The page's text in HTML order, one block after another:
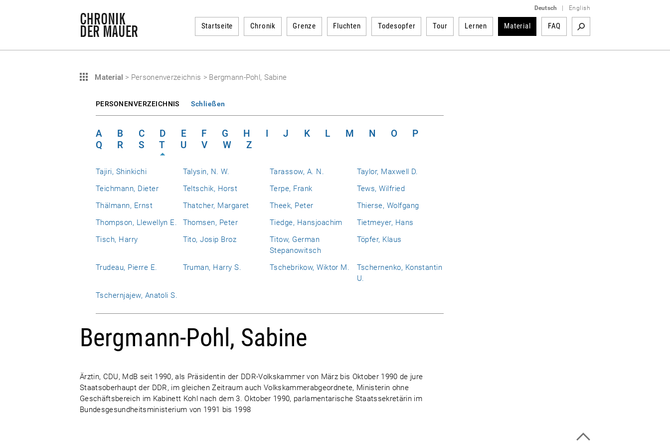
Deutsch English
Startseite Chronik Grenze Fluchten Todesopfer Tour Lernen Material FAQ
Material > Personenverzeichnis > Bergmann-Pohl, Sabine
PERSONENVERZEICHNIS Schließen
A B C D E F G H I J K L M N O
P
Q
R S T U V W Z
Tajiri, Shinkichi Talysin, N. W. Tarassow, A. N.
Taylor, Maxwell D.
Teichmann, Dieter
Teltschik, Horst Terpe, Frank
Tews, Wilfried
Thälmann, Ernst
Thatcher, Margaret Theek, Peter
Thierse, Wolfgang
Thompson, Llewellyn E.
Thomsen, Peter Tiedge, Hansjoachim
Tietmeyer, Hans
Tisch, Harry
Tito, Josip Broz
Titow, German
Stepanowitsch
Töpfer, Klaus
Trudeau, Pierre E. Truman, Harry S. Tschebrikow, Wiktor M.
Tschernenko, Konstantin
U.
Tschernjajew, Anatoli S.
Bergmann-Pohl, Sabine
Ärztin, CDU, MdB seit 1990, als Präsidentin der DDR-Volkskammer von März bis Oktober 1990 de jure
Staatsoberhaupt der DDR, im gleichen Zeitraum auch Volkskammerabgeordnete, Ministerin ohne
Geschäftsbereich im Kabinett Kohl nach dem 3. Oktober 1990, parlamentarische Staatssekretärin im
Bundesgesundheitsministerium von 1991 bis 1998